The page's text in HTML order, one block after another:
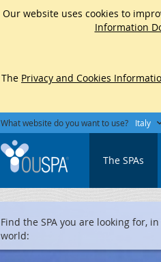
Our website uses cookies to
Information
The Privacy and Cookies
What website do you want to use? Italy
The SPAs
Find the SPA you are looking for,
world: